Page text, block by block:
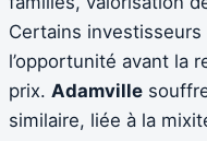
Certains investisseurs
l’opportunité avant la
prix. Adamville
similaire, liée à la